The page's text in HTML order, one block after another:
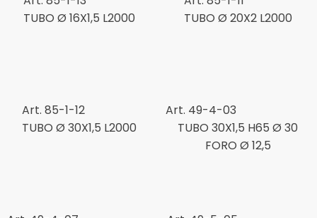
TUBO Ø 16X1,5 L2000
TUBO Ø 20X2 L2000
Art. 85-1-12
TUBO Ø 30X1,5 L2000
Art. 49-4-03
TUBO 30X1,5 H65 Ø 30
FORO Ø 12,5